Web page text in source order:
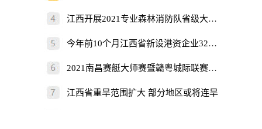
江西开展2021专业森林消防队省级大比武
今年前10个月江西省新设港资企业325家
2021南昌赛艇大师赛暨赣粤城际联赛开赛
江西省重旱范围扩大 部分地区或将连旱